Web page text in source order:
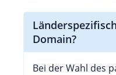
Domain?
Bei der Wahl des